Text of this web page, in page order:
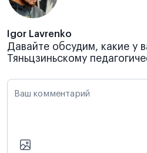
Igor Lavrenko
Давайте обсудим, какие у
Тяньцзиньскому
Ваш комментарий